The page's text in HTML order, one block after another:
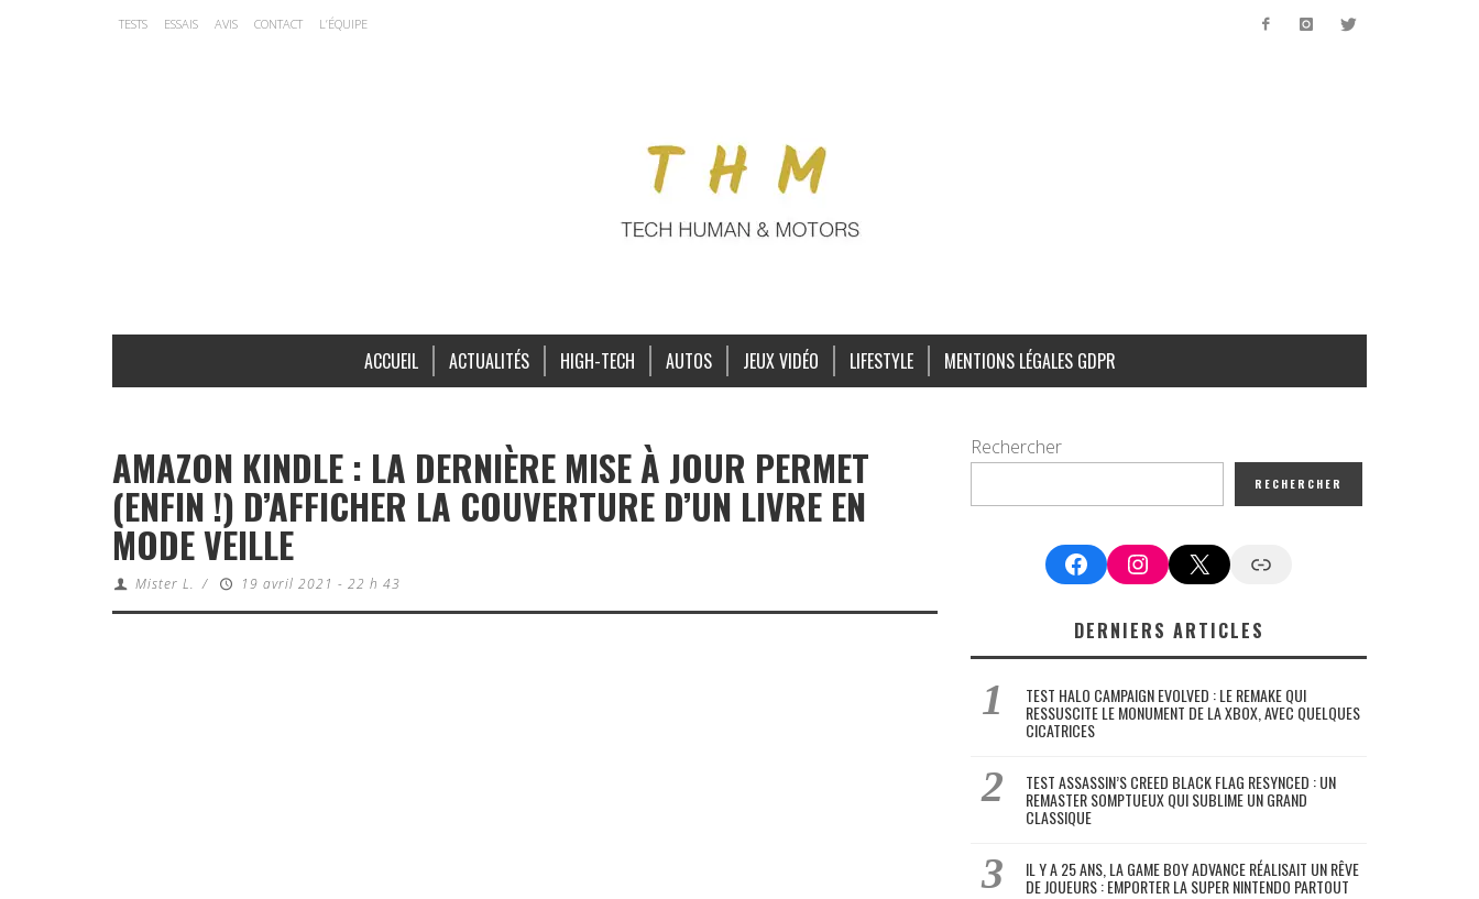
TESTS ESSAIS AVIS CONTACT L’ÉQUIPE
ACCUEIL ACTUALITÉS HIGH-TECH AUTOS JEUX VIDÉO LIFESTYLE MENTIONS LÉGALES GDPR
AMAZON KINDLE : LA DERNIÈRE MISE À JOUR PERMET
(ENFIN !) D’AFFICHER LA COUVERTURE D’UN LIVRE EN
MODE VEILLE
Mister L. / 19 avril 2021 - 22 h 43
Rechercher
RECHERCHER
FacebookInstagram
X Google News
DERNIERS ARTICLES
TEST HALO CAMPAIGN EVOLVED : LE REMAKE QUI
RESSUSCITE LE MONUMENT DE LA XBOX, AVEC QUELQUES
CICATRICES
TEST ASSASSIN’S CREED BLACK FLAG RESYNCED : UN
REMASTER SOMPTUEUX QUI SUBLIME UN GRAND
CLASSIQUE
IL Y A 25 ANS, LA GAME BOY ADVANCE RÉALISAIT UN RÊVE
DE JOUEURS : EMPORTER LA SUPER NINTENDO PARTOUT